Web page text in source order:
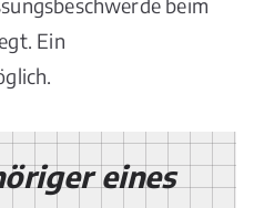
Ein
eines